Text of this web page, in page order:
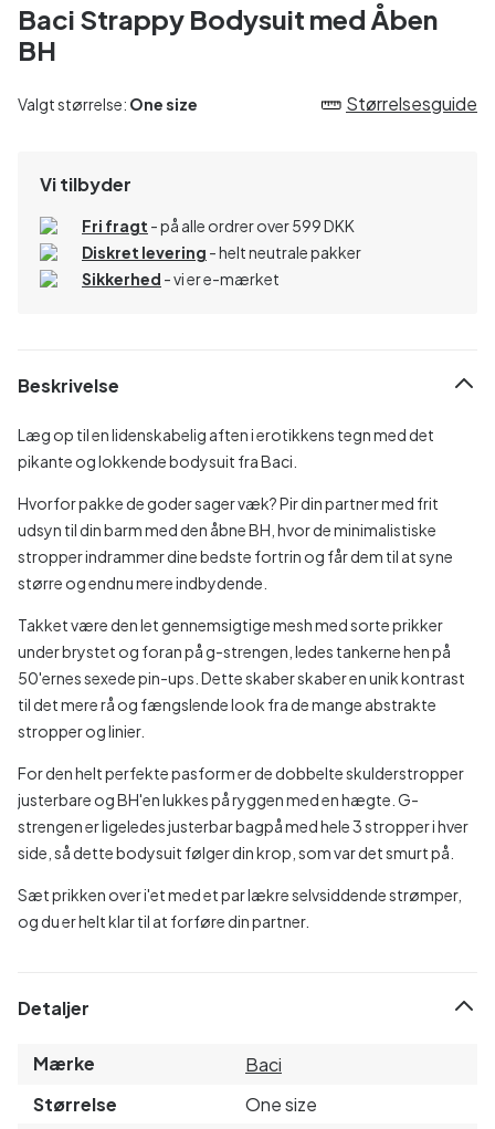
Baci Strappy Bodysuit med Åben
BH
Valgt størrelse: One size Størrelsesguide
Vi tilbyder
Fri fragt - på alle ordrer over 599 DKK
Diskret levering - helt neutrale pakker
Sikkerhed - vi er e-mærket
Beskrivelse
Læg op til en lidenskabelig aften i erotikkens tegn med det
pikante og lokkende bodysuit fra Baci.
Hvorfor pakke de goder sager væk? Pir din partner med frit
udsyn til din barm med den åbne BH, hvor de minimalistiske
stropper indrammer dine bedste fortrin og får dem til at syne
større og endnu mere indbydende.
Takket være den let gennemsigtige mesh med sorte prikker
under brystet og foran på g-strengen, ledes tankerne hen på
50'ernes sexede pin-ups. Dette skaber skaber en unik kontrast
til det mere rå og fængslende look fra de mange abstrakte
stropper og linier.
For den helt perfekte pasform er de dobbelte skulderstropper
justerbare og BH'en lukkes på ryggen med en hægte. G-
strengen er ligeledes justerbar bagpå med hele 3 stropper i hver
side, så dette bodysuit følger din krop, som var det smurt på.
Sæt prikken over i'et med et par lækre selvsiddende strømper,
og du er helt klar til at forføre din partner.
Detaljer
Mærke
Baci
Størrelse
One size